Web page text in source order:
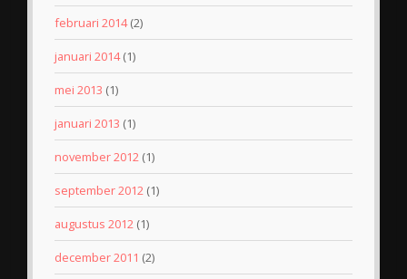
februari 2014(2)
januari 2014(1)
mei 2013 (1)
januari 2013 (1)
november 2012 (1)
september 2012 (1)
augustus 2012 (1)
december 2011 (2)